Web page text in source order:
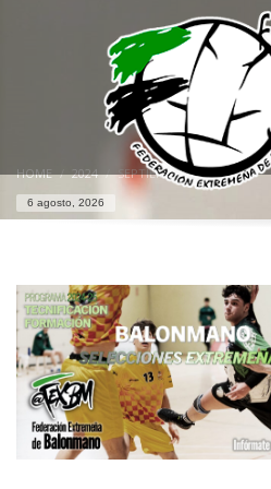
CÓMO AFILIARSE A LA
Completa el formulario de
Permanece atento al estado de tu
Si tienes problemas con tu
HOME 2024 SEPTIEMBRE
6 agosto, 2026